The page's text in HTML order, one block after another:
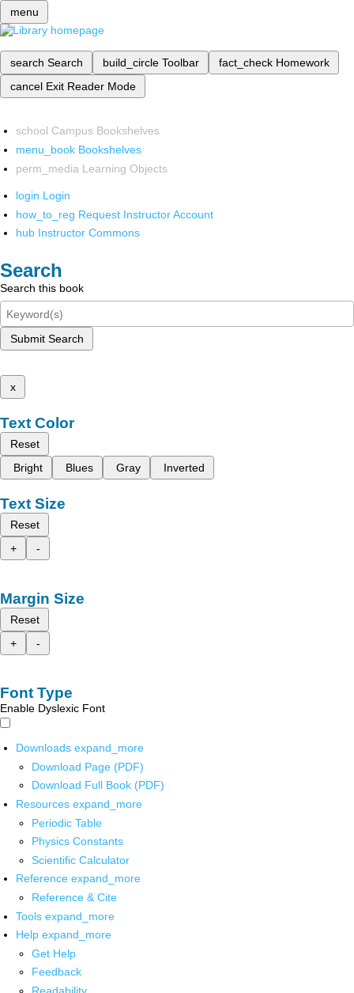
menu
search Search build_circle Toolbar fact_check Homework
cancel Exit Reader Mode
school Campus Bookshelves
menu_book Bookshelves
perm_media Learning Objects
login Login
how_to_reg Request Instructor Account
hub Instructor Commons
Search
Search this book
Submit Search
x
Text Color
Reset
Bright
Blues Gray Inverted
Text Size
Reset
+
-
Margin Size
Reset
+
-
Font Type
Enable Dyslexic Font
Downloads expand_more
Download Page (PDF)
Download Full Book (PDF)
Resources expand_more
Periodic Table
Physics Constants
Scientific Calculator
Reference expand_more
Reference & Cite
Tools expand_more
Help expand_more
Get Help
Feedback